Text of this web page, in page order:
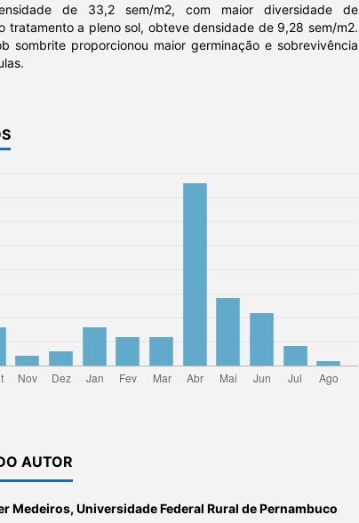
de 33,2 sem/m2, com maior diversidade de
tratamento a pleno sol, obteve densidade de 9,28 sem/m2.
sombrite proporcionou maior germinação e sobrevivência
AUTOR
Medeiros, Universidade Federal Rural de Pernambuco